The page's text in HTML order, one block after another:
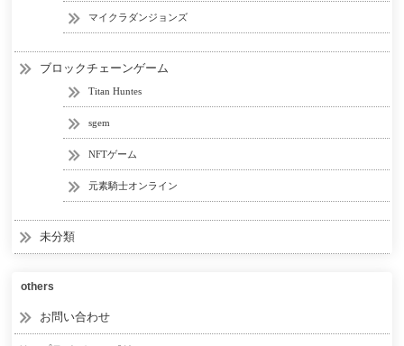
マイクラダンジョンズ
ブロックチェーンゲーム
Titan Huntes
sgem
NFTゲーム
元素騎士オンライン
未分類
others
お問い合わせ